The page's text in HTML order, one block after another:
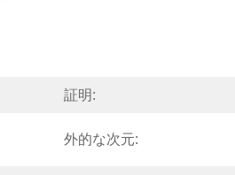
証明:
外的な次元: